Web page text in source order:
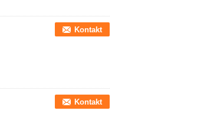
Kontakt
Kontakt